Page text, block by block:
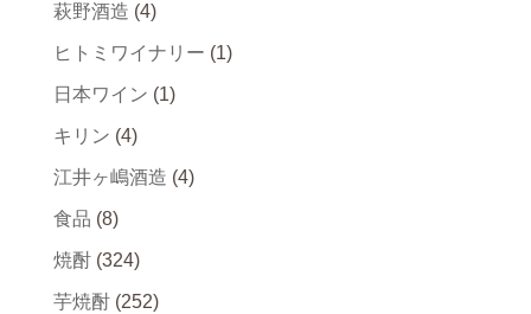
萩野酒造 (4)
ヒトミワイナリー (1)
日本ワイン (1)
キリン (4)
江井ヶ嶋酒造 (4)
食品 (8)
焼酎 (324)
芋焼酎 (252)